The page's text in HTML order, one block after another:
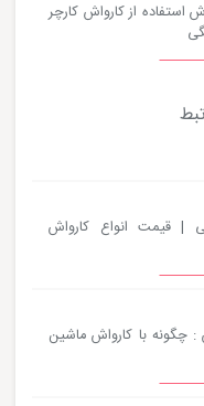
از کارواش کارچر
| قیمت انواع کارواش
: چگونه با کارواش ماشین